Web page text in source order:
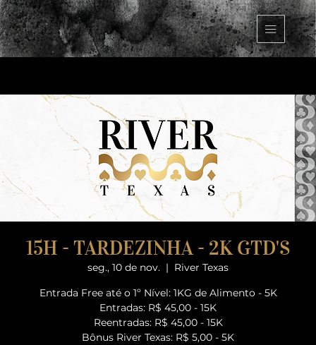
15H - TARDEZINHA - 2K GTD'S
seg., 10 de nov.
  |
River Texas
Entrada Free até o 1º Nível: 1KG de Alimento - 5K
Entradas: R$ 45,00 - 15K
Reentradas: R$ 45,00 - 15K
Bônus River Texas: R$ 5,00 - 5K